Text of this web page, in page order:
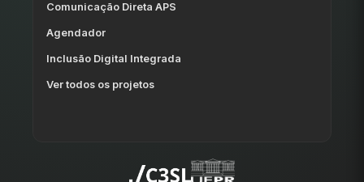
Comunicação Direta APS
Agendador
Inclusão Digital Integrada
Ver todos os projetos